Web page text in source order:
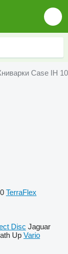
Case IH
TerraFlex
Disc Jaguar
Up Vario